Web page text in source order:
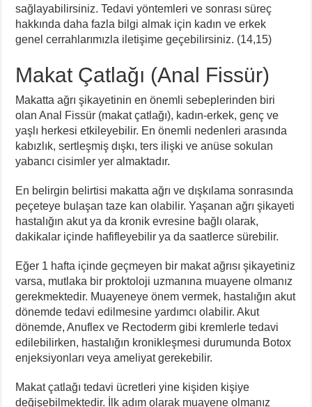
sağlayabilirsiniz. Tedavi yöntemleri ve sonrası süreç
hakkında daha fazla bilgi almak için kadın ve erkek
genel cerrahlarımızla iletişime geçebilirsiniz. (14,15)
Makat Çatlağı (Anal Fissür)
Makatta ağrı şikayetinin en önemli sebeplerinden biri
olan Anal Fissür (makat çatlağı), kadın-erkek, genç ve
yaşlı herkesi etkileyebilir. En önemli nedenleri arasında
kabızlık, sertleşmiş dışkı, ters ilişki ve anüse sokulan
yabancı cisimler yer almaktadır.
En belirgin belirtisi makatta ağrı ve dışkılama sonrasında
peçeteye bulaşan taze kan olabilir. Yaşanan ağrı şikayeti
hastalığın akut ya da kronik evresine bağlı olarak,
dakikalar içinde hafifleyebilir ya da saatlerce sürebilir.
Eğer 1 hafta içinde geçmeyen bir makat ağrısı şikayetiniz
varsa, mutlaka bir proktoloji uzmanına muayene olmanız
gerekmektedir. Muayeneye önem vermek, hastalığın akut
dönemde tedavi edilmesine yardımcı olabilir. Akut
dönemde, Anuflex ve Rectoderm gibi kremlerle tedavi
edilebilirken, hastalığın kronikleşmesi durumunda Botox
enjeksiyonları veya ameliyat gerekebilir.
Makat çatlağı tedavi ücretleri yine kişiden kişiye
değişebilmektedir. İlk adım olarak muayene olmanız